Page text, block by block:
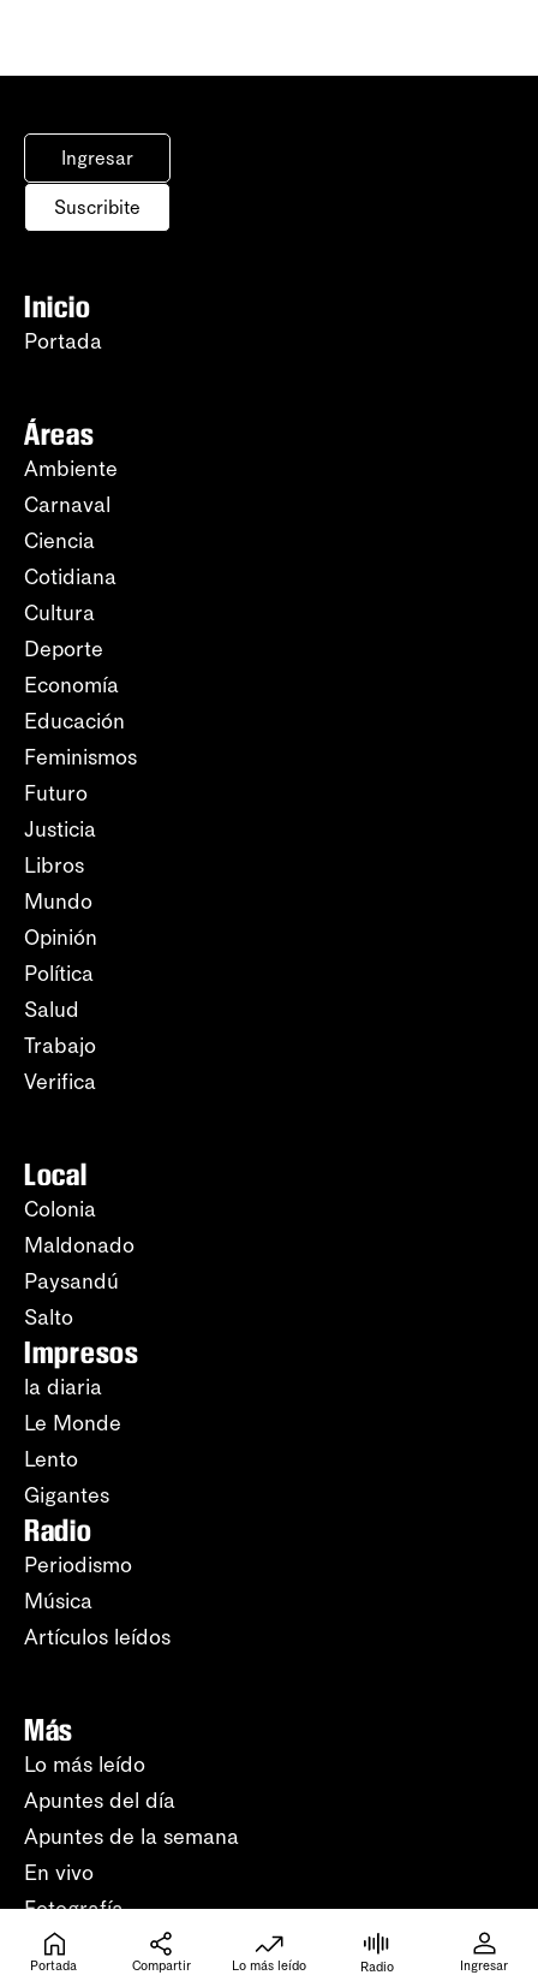
Ingresar
Suscribite
Inicio
Portada
Áreas
Ambiente
Carnaval
Ciencia
Cotidiana
Cultura
Deporte
Economía
Educación
Feminismos
Futuro
Justicia
Libros
Mundo
Opinión
Política
Salud
Trabajo
Verifica
Local
Colonia
Maldonado
Paysandú
Salto
Impresos
la diaria
Le Monde
Lento
Gigantes
Radio
Periodismo
Música
Artículos leídos
Más
Lo más leído
Apuntes del día
Apuntes de la semana
En vivo
Fotografía
Humor
Portada Compartir Lo más leído Radio Ingresar